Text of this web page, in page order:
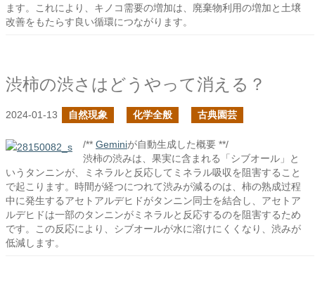
ます。これにより、キノコ需要の増加は、廃棄物利用の増加と土壌
改善をもたらす良い循環につながります。
渋柿の渋さはどうやって消える？
2024-01-13 自然現象 化学全般 古典園芸
/** Geminiが自動生成した概要 **/
渋柿の渋みは、果実に含まれる「シブオール」と
いうタンニンが、ミネラルと反応してミネラル吸収を阻害すること
で起こります。時間が経つにつれて渋みが減るのは、柿の熟成过程
中に発生するアセトアルデヒドがタンニン同士を結合し、アセトア
ルデヒドは一部のタンニンがミネラルと反応するのを阻害するため
です。この反応により、シブオールが水に溶けにくくなり、渋みが
低減します。